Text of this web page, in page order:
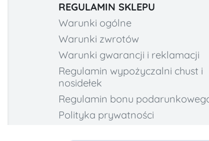
REGULAMIN SKLEPU
Warunki ogólne
Warunki zwrotów
Warunki gwarancji i reklamacji
Regulamin wypożyczalni chust i
nosidełek
Regulamin bonu
Polityka prywatności